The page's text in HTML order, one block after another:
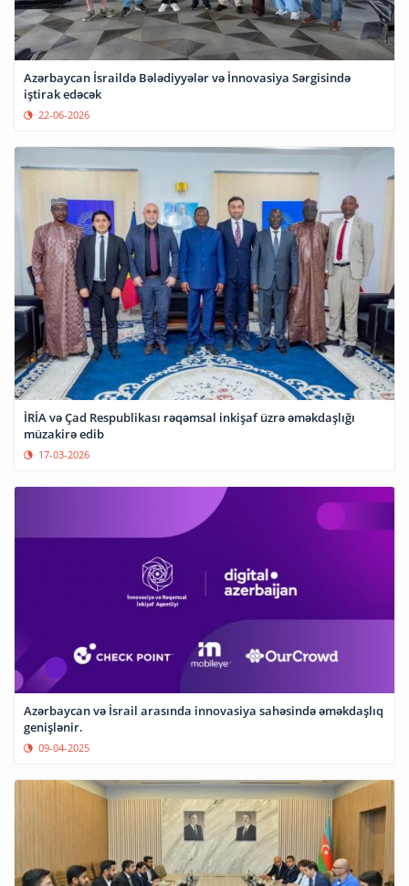
Azərbaycan İsraildə Bələdiyyələr və İnnovasiya Sərgisində
iştirak edəcək
22-06-2026
İRİA və Çad Respublikası rəqəmsal inkişaf üzrə əməkdaşlığı
müzakirə edib
17-03-2026
Azərbaycan və İsrail arasında innovasiya sahəsində əməkdaşlıq
genişlənir.
09-04-2025